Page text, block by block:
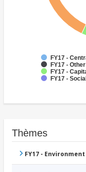
FY17 -
FY17 -
FY17 -
FY17 -
Thèmes
FY17 -